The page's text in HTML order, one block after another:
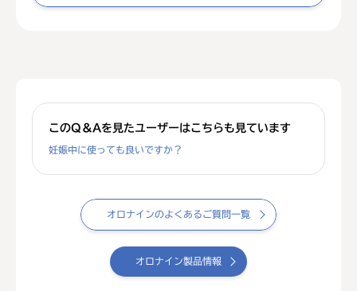
このQ＆Aを見たユーザーはこちらも見ています
妊娠中に使っても良いですか？
オロナインのよくあるご質問一覧
オロナイン製品情報